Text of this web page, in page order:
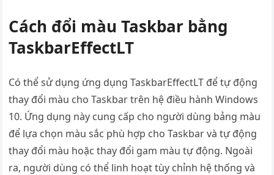
Cách đổi màu Taskbar bằng
TaskbarEffectLT
Có thể sử dụng ứng dụng TaskbarEffectLT để tự động
thay đổi màu cho Taskbar trên hệ điều hành Windows
10. Ứng dụng này cung cấp cho người dùng bảng màu
để lựa chọn màu sắc phù hợp cho Taskbar và tự động
thay đổi màu hoặc thay đổi gam màu tự động. Ngoài
ra, người dùng có thể linh hoạt tùy chỉnh hệ thống và